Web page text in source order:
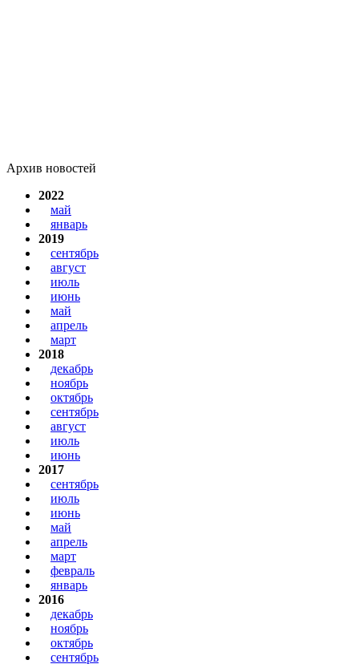
Архив новостей
2022
май
январь
2019
сентябрь
август
июль
июнь
май
апрель
март
2018
декабрь
ноябрь
октябрь
сентябрь
август
июль
июнь
2017
сентябрь
июль
июнь
май
апрель
март
февраль
январь
2016
декабрь
ноябрь
октябрь
сентябрь